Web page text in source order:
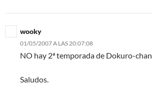
wooky
01/05/2007 A LAS 20:07:08
NO hay 2ª temporada de Dokuro-chan
Saludos.